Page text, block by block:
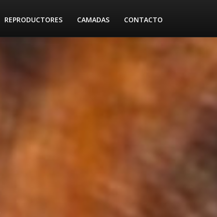
REPRODUCTORES CAMADAS CONTACTO